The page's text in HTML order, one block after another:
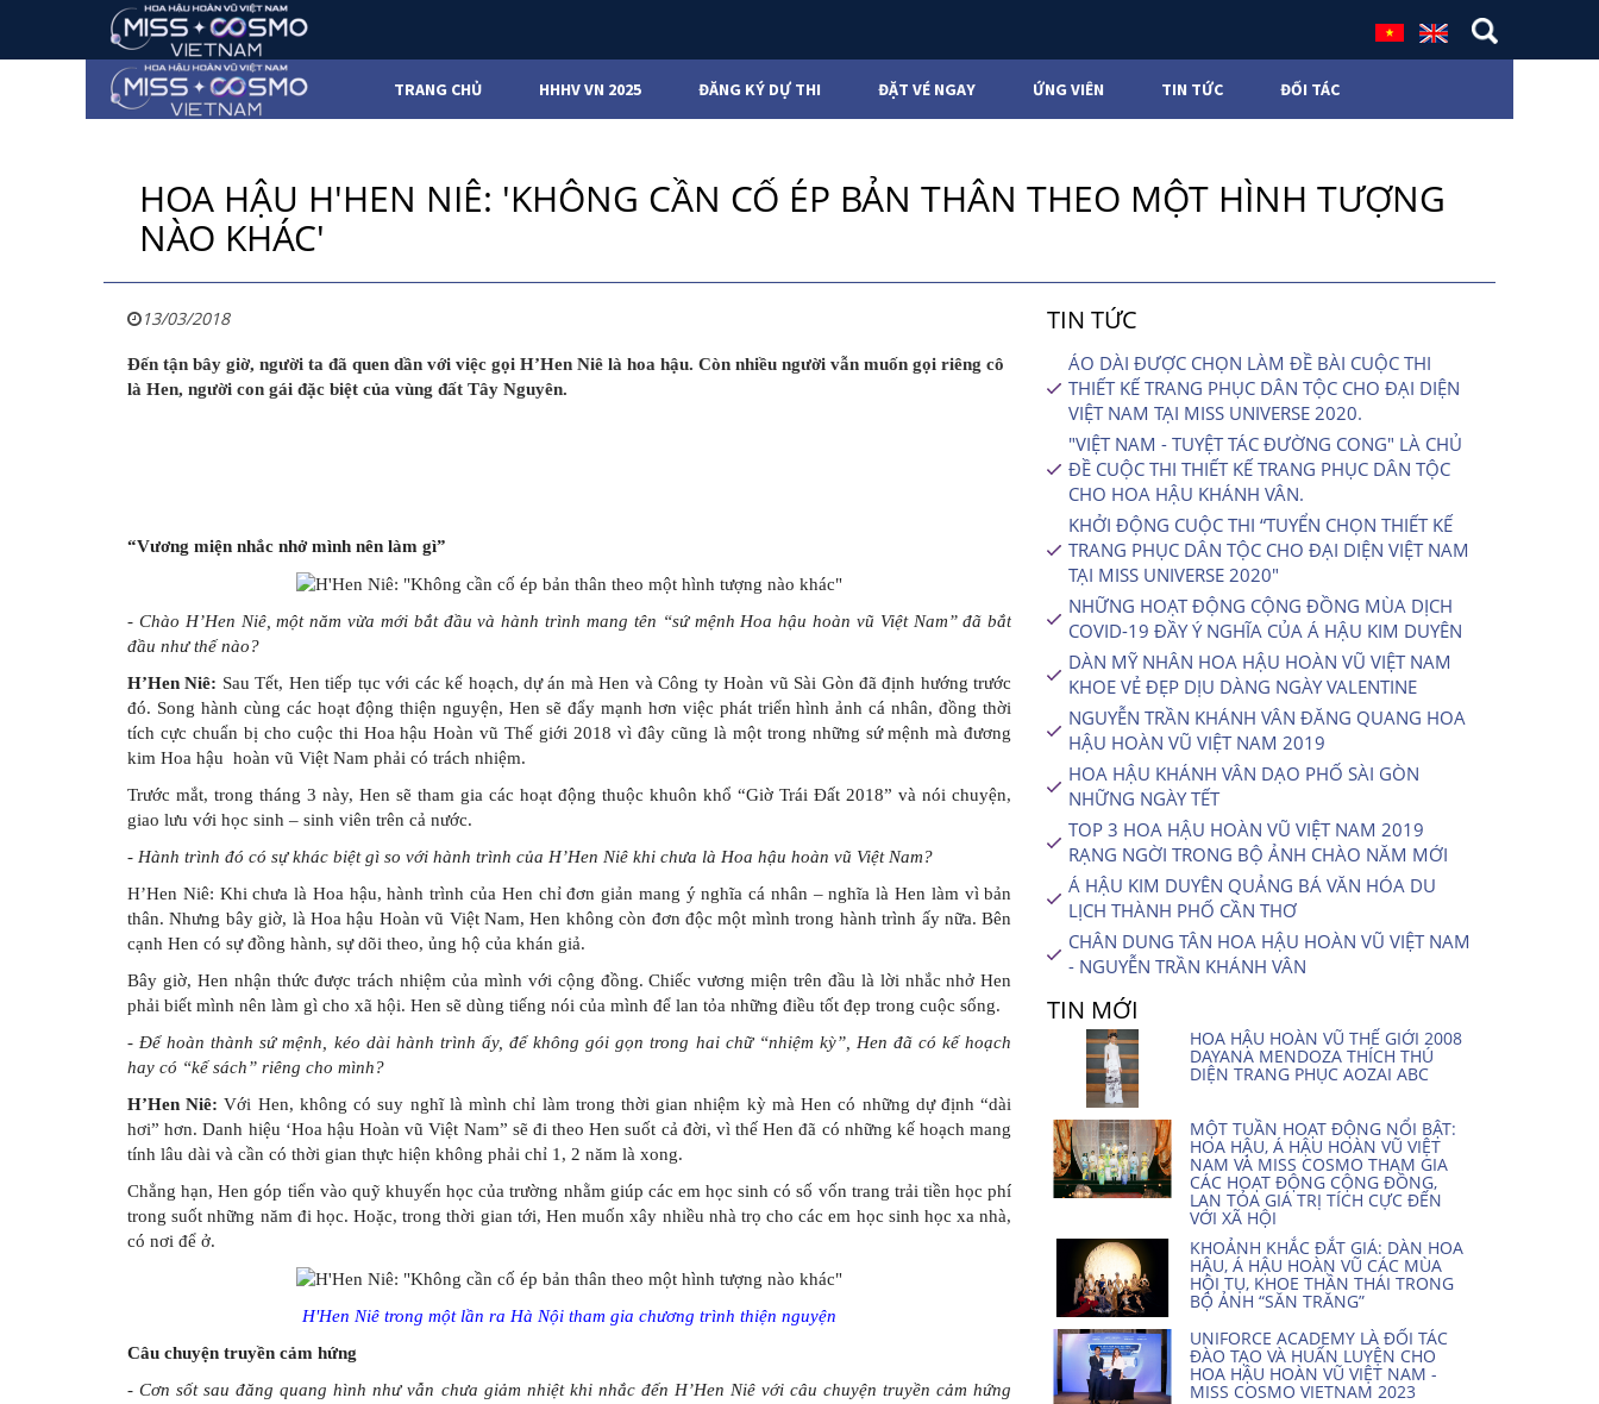
TRANG CHỦ HHHV VN 2025 ĐĂNG KÝ DỰ THI ĐẶT VÉ NGAY ỨNG VIÊN TIN TỨC ĐỐI TÁC
HOA HẬU H'HEN NIÊ: 'KHÔNG CẦN CỐ ÉP BẢN THÂN THEO MỘT HÌNH TƯỢNG
NÀO KHÁC'
13/03/2018
Đến tận bây giờ, người ta đã quen dần với việc gọi H’Hen Niê là hoa hậu. Còn nhiều người vẫn muốn gọi riêng cô
là Hen, người con gái đặc biệt của vùng đất Tây Nguyên.
“Vương miện nhắc nhở mình nên làm gì”
- Chào H’Hen Niê, một năm vừa mới bắt đầu và hành trình mang tên “sứ mệnh Hoa hậu hoàn vũ Việt Nam” đã bắt
đầu như thế nào?
H’Hen Niê: Sau Tết, Hen tiếp tục với các kế hoạch, dự án mà Hen và Công ty Hoàn vũ Sài Gòn đã định hướng trước
đó. Song hành cùng các hoạt động thiện nguyện, Hen sẽ đẩy mạnh hơn việc phát triển hình ảnh cá nhân, đồng thời
tích cực chuẩn bị cho cuộc thi Hoa hậu Hoàn vũ Thế giới 2018 vì đây cũng là một trong những sứ mệnh mà đương
kim Hoa hậu hoàn vũ Việt Nam phải có trách nhiệm.
Trước mắt, trong tháng 3 này, Hen sẽ tham gia các hoạt động thuộc khuôn khổ “Giờ Trái Đất 2018” và nói chuyện,
giao lưu với học sinh – sinh viên trên cả nước.
- Hành trình đó có sự khác biệt gì so với hành trình của H’Hen Niê khi chưa là Hoa hậu hoàn vũ Việt Nam?
H’Hen Niê: Khi chưa là Hoa hậu, hành trình của Hen chỉ đơn giản mang ý nghĩa cá nhân – nghĩa là Hen làm vì bản
thân. Nhưng bây giờ, là Hoa hậu Hoàn vũ Việt Nam, Hen không còn đơn độc một mình trong hành trình ấy nữa. Bên
cạnh Hen có sự đồng hành, sự dõi theo, ủng hộ của khán giả.
Bây giờ, Hen nhận thức được trách nhiệm của mình với cộng đồng. Chiếc vương miện trên đầu là lời nhắc nhở Hen
phải biết mình nên làm gì cho xã hội. Hen sẽ dùng tiếng nói của mình để lan tỏa những điều tốt đẹp trong cuộc sống.
- Để hoàn thành sứ mệnh, kéo dài hành trình ấy, để không gói gọn trong hai chữ “nhiệm kỳ”, Hen đã có kế hoạch
hay có “kế sách” riêng cho mình?
H’Hen Niê: Với Hen, không có suy nghĩ là mình chỉ làm trong thời gian nhiệm kỳ mà Hen có những dự định “dài
hơi” hơn. Danh hiệu ‘Hoa hậu Hoàn vũ Việt Nam” sẽ đi theo Hen suốt cả đời, vì thế Hen đã có những kế hoạch mang
tính lâu dài và cần có thời gian thực hiện không phải chỉ 1, 2 năm là xong.
Chẳng hạn, Hen góp tiển vào quỹ khuyến học của trường nhằm giúp các em học sinh có số vốn trang trải tiền học phí
trong suốt những năm đi học. Hoặc, trong thời gian tới, Hen muốn xây nhiều nhà trọ cho các em học sinh học xa nhà,
có nơi để ở.
H'Hen Niê trong một lần ra Hà Nội tham gia chương trình thiện nguyện
Câu chuyện truyền cảm hứng
- Cơn sốt sau đăng quang hình như vẫn chưa giảm nhiệt khi nhắc đến H’Hen Niê với câu chuyện truyền cảm hứng
TIN TỨC
ÁO DÀI ĐƯỢC CHỌN LÀM ĐỀ BÀI CUỘC THI
THIẾT KẾ TRANG PHỤC DÂN TỘC CHO ĐẠI DIỆN
VIỆT NAM TẠI MISS UNIVERSE 2020.
"VIỆT NAM - TUYỆT TÁC ĐƯỜNG CONG" LÀ CHỦ
ĐỀ CUỘC THI THIẾT KẾ TRANG PHỤC DÂN TỘC
CHO HOA HẬU KHÁNH VÂN.
KHỞI ĐỘNG CUỘC THI “TUYỂN CHỌN THIẾT KẾ
TRANG PHỤC DÂN TỘC CHO ĐẠI DIỆN VIỆT NAM
TẠI MISS UNIVERSE 2020″
NHỮNG HOẠT ĐỘNG CỘNG ĐỒNG MÙA DỊCH
COVID-19 ĐẦY Ý NGHĨA CỦA Á HẬU KIM DUYÊN
DÀN MỸ NHÂN HOA HẬU HOÀN VŨ VIỆT NAM
KHOE VẺ ĐẸP DỊU DÀNG NGÀY VALENTINE
NGUYỄN TRẦN KHÁNH VÂN ĐĂNG QUANG HOA
HẬU HOÀN VŨ VIỆT NAM 2019
HOA HẬU KHÁNH VÂN DẠO PHỐ SÀI GÒN
NHỮNG NGÀY TẾT
TOP 3 HOA HẬU HOÀN VŨ VIỆT NAM 2019
RẠNG NGỜI TRONG BỘ ẢNH CHÀO NĂM MỚI
Á HẬU KIM DUYÊN QUẢNG BÁ VĂN HÓA DU
LỊCH THÀNH PHỐ CẦN THƠ
CHÂN DUNG TÂN HOA HẬU HOÀN VŨ VIỆT NAM
- NGUYỄN TRẦN KHÁNH VÂN
TIN MỚI
HOA HẬU HOÀN VŨ THẾ GIỚI 2008
DAYANA MENDOZA THÍCH THÚ
DIỆN TRANG PHỤC AOZAI ABC
MỘT TUẦN HOẠT ĐỘNG NỔI BẬT:
HOA HẬU, Á HẬU HOÀN VŨ VIỆT
NAM VÀ MISS COSMO THAM GIA
CÁC HOẠT ĐỘNG CỘNG ĐỒNG,
LAN TỎA GIÁ TRỊ TÍCH CỰC ĐẾN
VỚI XÃ HỘI
KHOẢNH KHẮC ĐẮT GIÁ: DÀN HOA
HẬU, Á HẬU HOÀN VŨ CÁC MÙA
HỘI TỤ, KHOE THẦN THÁI TRONG
BỘ ẢNH “SĂN TRĂNG”
UNIFORCE ACADEMY LÀ ĐỐI TÁC
ĐÀO TẠO VÀ HUẤN LUYỆN CHO
HOA HẬU HOÀN VŨ VIỆT NAM -
MISS COSMO VIETNAM 2023